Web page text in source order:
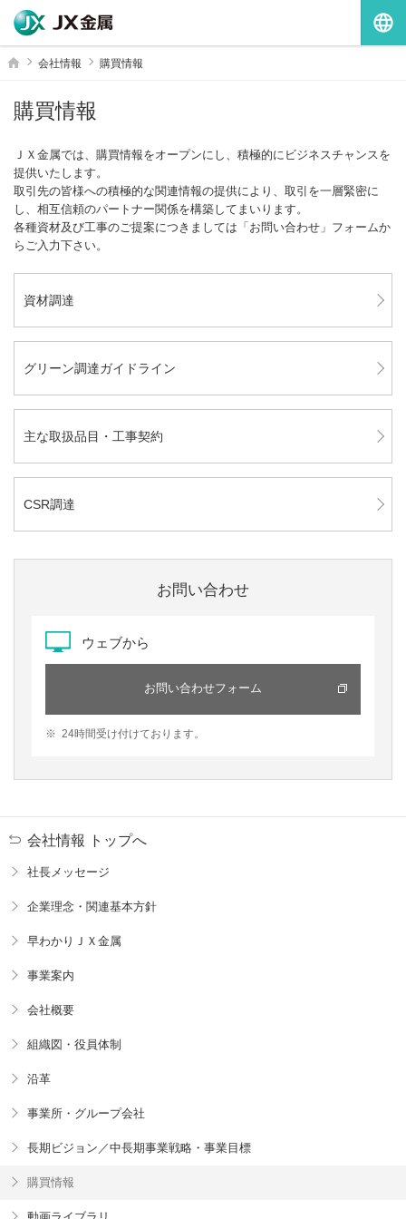
ホーム会社情報 購買情報
購買情報
ＪＸ金属では、購買情報をオープンにし、積極的にビジネスチャンスを
提供いたします。
取引先の皆様への積極的な関連情報の提供により、取引を一層緊密に
し、相互信頼のパートナー関係を構築してまいります。
各種資材及び工事のご提案につきましては「お問い合わせ」フォームか
らご入力下さい。
資材調達
グリーン調達ガイドライン
主な取扱品目・工事契約
CSR調達
お問い合わせ
ウェブから
お問い合わせフォーム
※ 24時間受け付けております。
会社情報 トップへ
社長メッセージ
企業理念・関連基本方針
早わかりＪＸ金属
事業案内
会社概要
組織図・役員体制
沿革
事業所・グループ会社
長期ビジョン／中長期事業戦略・事業目標
購買情報